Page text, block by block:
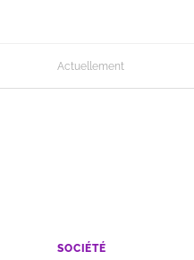
Actuellement
SOCIÉTÉ